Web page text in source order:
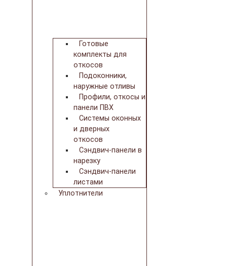
Готовые
комплекты для
откосов
Подоконники,
наружные отливы
Профили, откосы и
панели ПВХ
Системы оконных
и дверных
откосов
Сэндвич-панели в
нарезку
Сэндвич-панели
листами
Уплотнители